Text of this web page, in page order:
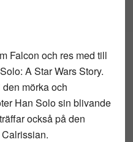
Falcon och res med till
A Star Wars Story.
mörka och
Han Solo sin blivande
också på den